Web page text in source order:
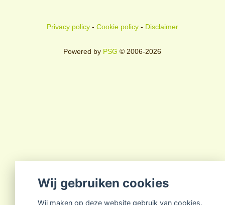
Privacy policy- Cookie policy- Disclaimer
Powered by PSG © 2006-2026
Wij gebruiken cookies
Wij maken op deze website gebruik van cookies.